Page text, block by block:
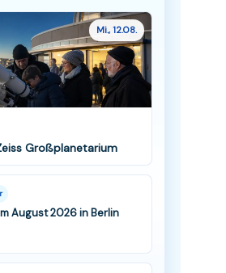
Mi., 12.08.
Großplanetarium
August 2026 in Berlin